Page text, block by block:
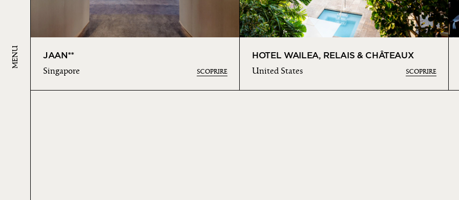
MENU JAAN**
Singapore SCOPRIRE
HOTEL WAILEA, RELAIS & CHÂTEAUX
United States SCOPRIRE